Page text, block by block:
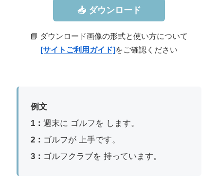
📥 ダウンロード
📘 ダウンロード画像の形式と使い方について
[サイトご利用ガイド] をご確認ください
例文
1：週末に ゴルフを します。
2： ゴルフが 上手です。
3： ゴルフクラブを 持っています。